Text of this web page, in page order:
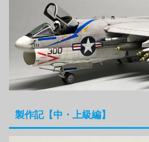
製作記【中・上級編】